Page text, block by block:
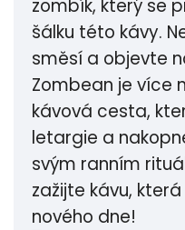
zombík, který se
šálku této kávy.
směsí a objevte
Zombean je více
kávová cesta,
letargie a
svým ranním
zažijte kávu,
nového dne!